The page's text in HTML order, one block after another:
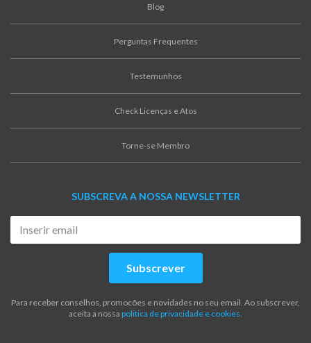
Blog
Perguntas Frequentes
Testemunhos
Check Licenças e Atos
Torne-se Membro
SUBSCREVA A NOSSA NEWSLETTER
Subscrever
Para receber conselhos, promocões e novidades no seu email. Ao subscrever,
aceita a nossa politica de privacidade e cookies.